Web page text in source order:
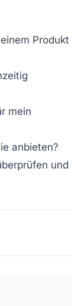
Produkt
mein
anbieten?
und